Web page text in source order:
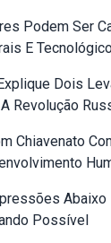
Podem Ser
E
Dois
Revolução
Chiavenato
Abaixo
Possível